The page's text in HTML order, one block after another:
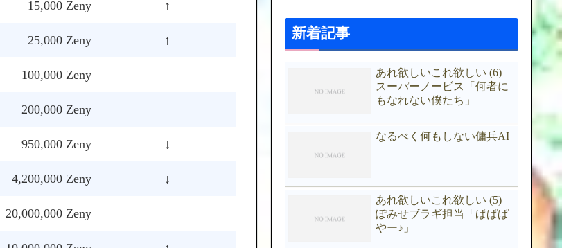
15,000 Zeny ↑
25,000 Zeny ↑
100,000 Zeny
200,000 Zeny
950,000 Zeny ↓
4,200,000 Zeny ↓
20,000,000 Zeny
新着記事
あれ欲しいこれ欲しい (6)
スーパーノービス「何者に
もなれない僕たち」
なるべく何もしない傭兵AI
あれ欲しいこれ欲しい (5)
ぽみせブラギ担当「ぱぱぱ
やー♪」